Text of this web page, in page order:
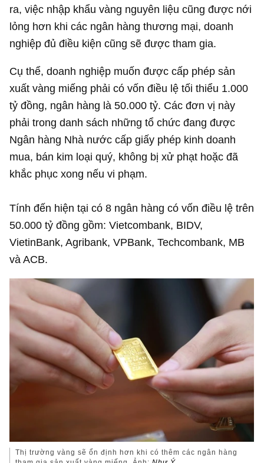
ra, việc nhập khẩu vàng nguyên liệu cũng được nới
lỏng hơn khi các ngân hàng thương mại, doanh
nghiệp đủ điều kiện cũng sẽ được tham gia.
Cụ thể, doanh nghiệp muốn được cấp phép sản
xuất vàng miếng phải có vốn điều lệ tối thiểu 1.000
tỷ đồng, ngân hàng là 50.000 tỷ. Các đơn vị này
phải trong danh sách những tổ chức đang được
Ngân hàng Nhà nước cấp giấy phép kinh doanh
mua, bán kim loại quý, không bị xử phạt hoặc đã
khắc phục xong nếu vi phạm.
Tính đến hiện tại có 8 ngân hàng có vốn điều lệ trên
50.000 tỷ đồng gồm: Vietcombank, BIDV,
VietinBank, Agribank, VPBank, Techcombank, MB
và ACB.
Thị trường vàng sẽ ổn định hơn khi có thêm các ngân hàng